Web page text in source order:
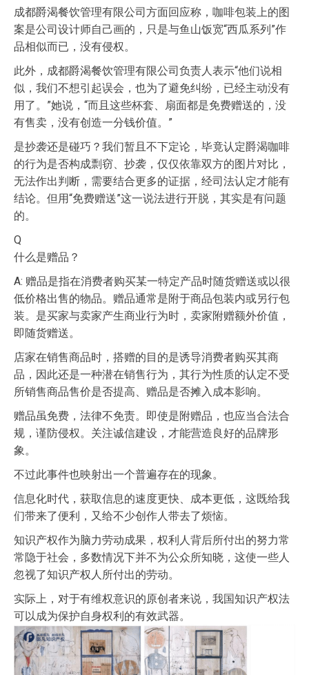
成都爵渴餐饮管理有限公司方面回应称，咖啡包装上的图
案是公司设计师自己画的，只是与鱼山饭宽“西瓜系列”作
品相似而已，没有侵权。
此外，成都爵渴餐饮管理有限公司负责人表示“他们说相
似，我们不想引起误会，也为了避免纠纷，已经主动没有
用了。”她说，“而且这些杯套、扇面都是免费赠送的，没
有售卖，没有创造一分钱价值。”
是抄袭还是碰巧？我们暂且不下定论，毕竟认定爵渴咖啡
的行为是否构成剽窃、抄袭，仅仅依靠双方的图片对比，
无法作出判断，需要结合更多的证据，经司法认定才能有
结论。但用“免费赠送”这一说法进行开脱，其实是有问题
的。
Q
什么是赠品？
A: 赠品是指在消费者购买某一特定产品时随货赠送或以很
低价格出售的物品。赠品通常是附于商品包装内或另行包
装。是买家与卖家产生商业行为时，卖家附赠额外价值，
即随货赠送。
店家在销售商品时，搭赠的目的是诱导消费者购买其商
品，因此还是一种潜在销售行为，其行为性质的认定不受
所销售商品售价是否提高、赠品是否摊入成本影响。
赠品虽免费，法律不免责。即使是附赠品，也应当合法合
规，谨防侵权。关注诚信建设，才能营造良好的品牌形
象。
不过此事件也映射出一个普遍存在的现象。
信息化时代，获取信息的速度更快、成本更低，这既给我
们带来了便利，又给不少创作人带去了烦恼。
知识产权作为脑力劳动成果，权利人背后所付出的努力常
常隐于社会，多数情况下并不为公众所知晓，这使一些人
忽视了知识产权人所付出的劳动。
实际上，对于有维权意识的原创者来说，我国知识产权法
可以成为保护自身权利的有效武器。